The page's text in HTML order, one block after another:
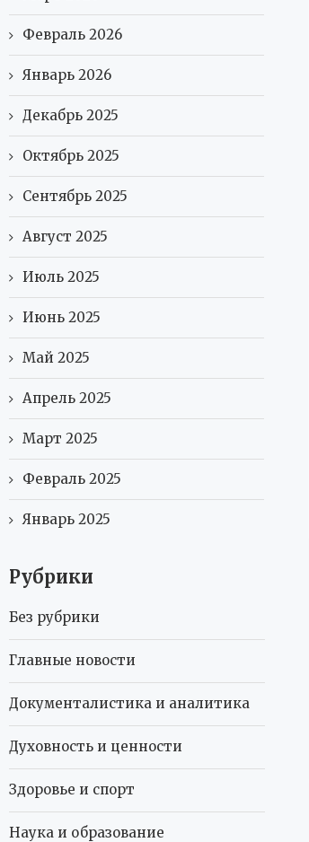
Февраль 2026
Январь 2026
Декабрь 2025
Октябрь 2025
Сентябрь 2025
Август 2025
Июль 2025
Июнь 2025
Май 2025
Апрель 2025
Март 2025
Февраль 2025
Январь 2025
Рубрики
Без рубрики
Главные новости
Документалистика и аналитика
Духовность и ценности
Здоровье и спорт
Наука и образование